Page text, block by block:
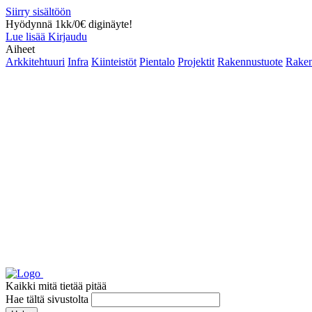
Siirry sisältöön
Hyödynnä 1kk/0€ diginäyte!
Lue lisää Kirjaudu
Aiheet
Arkkitehtuuri Infra Kiinteistöt Pientalo Projektit Rakennustuote
Kaikki mitä tietää pitää
Hae tältä sivustolta